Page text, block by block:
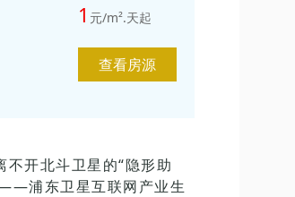
1 元/m².天起
查看房源
开北斗卫星的“隐形助
浦东卫星互联网产业生